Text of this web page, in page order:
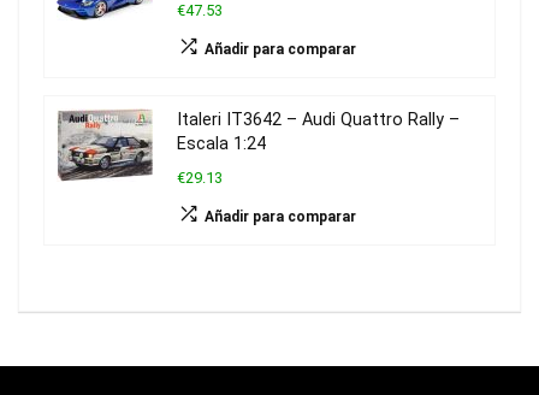
€47.53
Añadir para comparar
Italeri IT3642 – Audi Quattro Rally –
Escala 1:24
€29.13
Añadir para comparar